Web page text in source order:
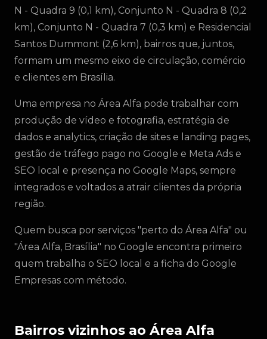
N - Quadra 9 (0,1 km), Conjunto N - Quadra 8 (0,2
km), Conjunto N - Quadra 7 (0,3 km) e Residencial
Santos Dummont (2,6 km), bairros que, juntos,
formam um mesmo eixo de circulação, comércio
e clientes em Brasília.
Uma empresa no Área Alfa pode trabalhar com
produção de vídeo e fotografia, estratégia de
dados e analytics, criação de sites e landing pages,
gestão de tráfego pago no Google e Meta Ads e
SEO local e presença no Google Maps, sempre
integrados e voltados a atrair clientes da própria
região.
Quem busca por serviços "perto do Área Alfa" ou
"Área Alfa, Brasília" no Google encontra primeiro
quem trabalha o SEO local e a ficha do Google
Empresas com método.
Bairros vizinhos ao Área Alfa